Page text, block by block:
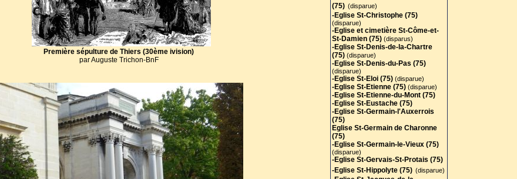
Première sépulture de Thiers (30ème ivision)
par Auguste Trichon-BnF
(75) (disparue)
-Eglise St-Christophe (75)
(disparue)
-Eglise et cimetière St-Côme-et-
St-Damien (75) (disparus)
-Eglise St-Denis-de-la-Chartre
(75) (disparue)
-Eglise St-Denis-du-Pas (75)
(disparue)
-Eglise St-Eloi (75)(disparue)
-Eglise St-Etienne (75) (disparue)
-Eglise St-Etienne-du-Mont (75)
-Eglise St-Eustache (75)
-Eglise St-Germain-l'Auxerrois
(75)
Eglise St-Germain de Charonne
(75)
-Eglise St-Germain-le-Vieux (75)
(disparue)
-Eglise St-Gervais-St-Protais (75)
-Eglise St-Hippolyte (75) (disparue)